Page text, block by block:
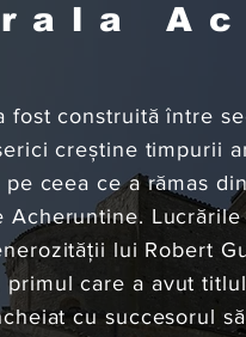
fost construită între
creștine timpurii
ceea ce a rămas
Acheruntine.
lui Robert
primul care a avut
cu succesorul